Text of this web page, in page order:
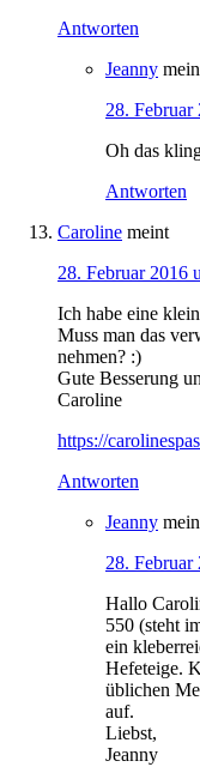
Antworten
Jeanny
28. Februar
Oh das
Antworten
Caroline meint
28. Februar 2016
Ich habe eine
Muss man das
nehmen? :)
Gute Besserung
Caroline
https://
Antworten
Jeanny
28. Februar
Hallo
550 (steht
ein
Hefeteige.
üblichen
auf.
Liebst,
Jeanny